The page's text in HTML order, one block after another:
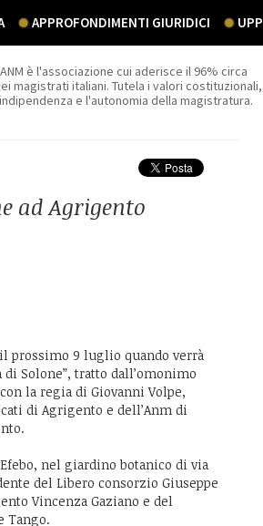
APPROFONDIMENTI GIURIDICI UPP
è l'associazione cui aderisce il 96% circa
magistrati italiani. Tutela i valori costituzionali,
e l'autonomia della magistratura.
ad Agrigento
prossimo 9 luglio quando verrà
Solone”, tratto dall’omonimo
la regia di Giovanni Volpe,
di Agrigento e dell’Anm di
nel giardino botanico di via
del Libero consorzio Giuseppe
Vincenza Gaziano e del
Tango.